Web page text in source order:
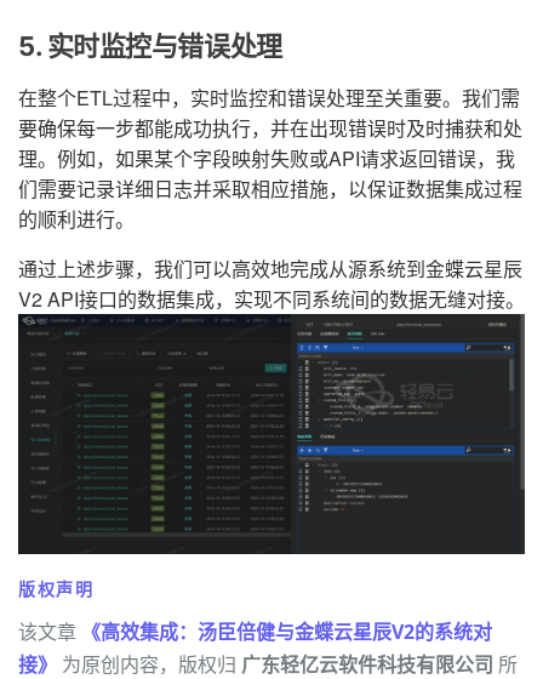
5. 实时监控与错误处理
在整个ETL过程中，实时监控和错误处理至关重要。我们需
要确保每一步都能成功执行，并在出现错误时及时捕获和处
理。例如，如果某个字段映射失败或API请求返回错误，我
们需要记录详细日志并采取相应措施，以保证数据集成过程
的顺利进行。
通过上述步骤，我们可以高效地完成从源系统到金蝶云星辰
V2 API接口的数据集成，实现不同系统间的数据无缝对接。
版权声明
该文章 《高效集成：汤臣倍健与金蝶云星辰V2的系统对
接》 为原创内容，版权归 广东轻亿云软件科技有限公司 所